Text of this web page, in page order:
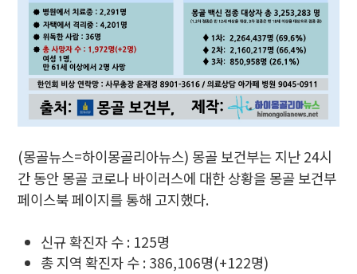
(몽골뉴스=하이몽골리아뉴스) 몽골 보건부는 지난 24시
간 동안 몽골 코로나 바이러스에 대한 상황을 몽골 보건부
페이스북 페이지를 통해 고지했다.
신규 확진자 수 : 125명
총 지역 확진자 수 : 386,106명(+122명)